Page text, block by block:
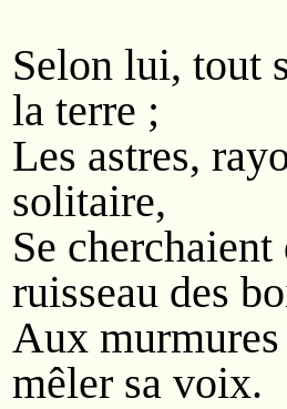
Selon lui, tout
la terre ;
Les astres,
solitaire,
Se cherchaient
ruisseau des
Aux
mêler sa voix.